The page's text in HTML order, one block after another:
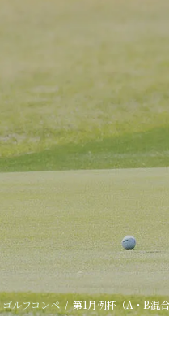
ゴルフコンペ 第1月例杯（A・B混